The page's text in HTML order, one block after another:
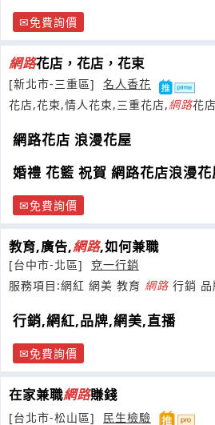
免費詢價
網路花店，花店，花束
[新北市-三重區]
名人香花
花店,花束,情人花束,三重花店,網路花
網路花店 浪漫花屋
婚禮 花籃 祝賀 網路花店浪漫花
免費詢價
教育,廣告,網路,如何兼職
[台中市-北區]
兗一行銷
服務項目:網紅 網美 教育 網路 行銷
行銷,網紅,品牌,網美,直播
免費詢價
在家兼職網路賺錢
[台北市-松山區] 民生檢驗